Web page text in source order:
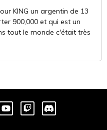
KING un argentin de 13
900,000 et qui est un
tout le monde c'était très